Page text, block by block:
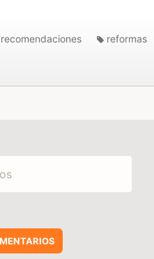
reformas